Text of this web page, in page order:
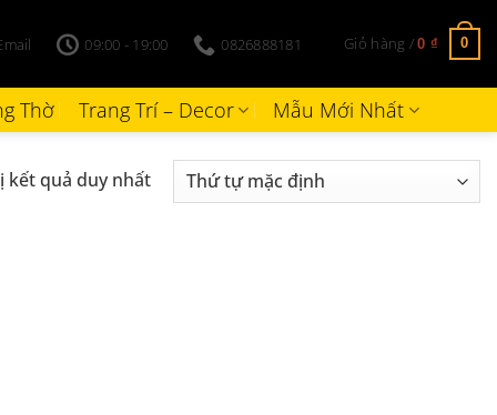
09:00 - 19:00 0826888181 Giỏ hàng /0 ₫ 0
Thờ Trang Trí – Decor Mẫu Mới Nhất
kết quả duy nhất